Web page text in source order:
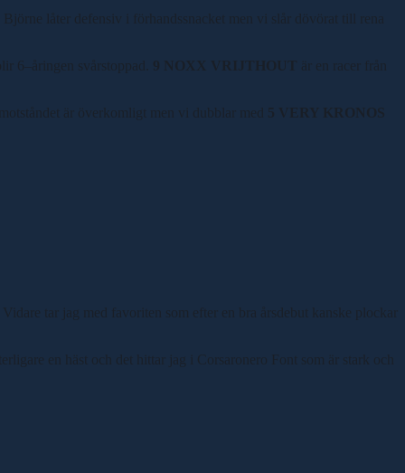
låter defensiv i förhandssnacket men vi slår dövörat till rena
6 åringen svårstoppad. 9 NOXX VRIJTHOUT är en racer från
är överkomligt men vi dubblar med 5 VERY KRONOS
tar jag med favoriten som efter en bra årsdebut kanske plockar
en häst och det hittar jag i Corsaronero Font som är stark och